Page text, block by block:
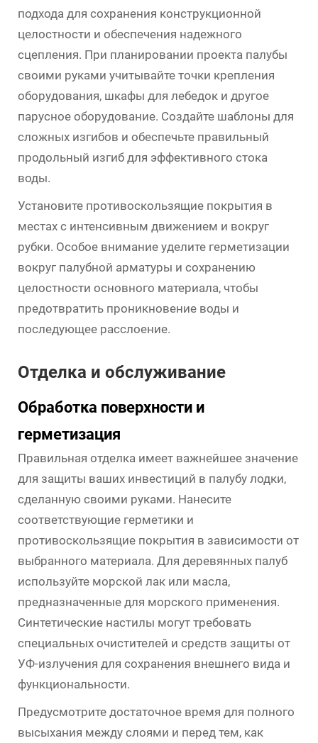
подхода для сохранения конструкционной
целостности и обеспечения надежного
сцепления. При планировании проекта палубы
своими руками учитывайте точки крепления
оборудования, шкафы для лебедок и другое
парусное оборудование. Создайте шаблоны для
сложных изгибов и обеспечьте правильный
продольный изгиб для эффективного стока
воды.
Установите противоскользящие покрытия в
местах с интенсивным движением и вокруг
рубки. Особое внимание уделите герметизации
вокруг палубной арматуры и сохранению
целостности основного материала, чтобы
предотвратить проникновение воды и
последующее расслоение.
Отделка и обслуживание
Обработка поверхности и
герметизация
Правильная отделка имеет важнейшее значение
для защиты ваших инвестиций в палубу лодки,
сделанную своими руками. Нанесите
соответствующие герметики и
противоскользящие покрытия в зависимости от
выбранного материала. Для деревянных палуб
используйте морской лак или масла,
предназначенные для морского применения.
Синтетические настилы могут требовать
специальных очистителей и средств защиты от
УФ-излучения для сохранения внешнего вида и
функциональности.
Предусмотрите достаточное время для полного
высыхания между слоями и перед тем, как